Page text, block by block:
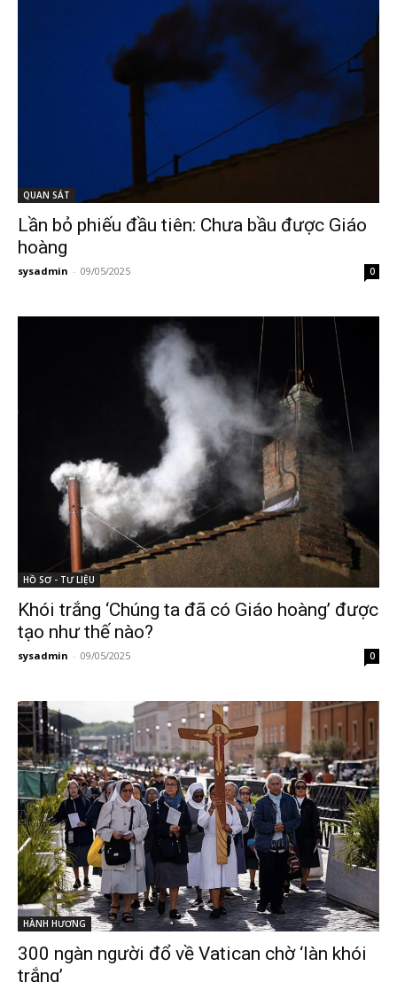
QUAN SÁT
Lần bỏ phiếu đầu tiên: Chưa bầu được Giáo
hoàng
sysadmin - 09/05/2025 0
HỒ SƠ - TƯ LIỆU
Khói trắng ‘Chúng ta đã có Giáo hoàng’ được
tạo như thế nào?
sysadmin - 09/05/2025 0
HÀNH HƯƠNG
300 ngàn người đổ về Vatican chờ ‘làn khói
trắng’